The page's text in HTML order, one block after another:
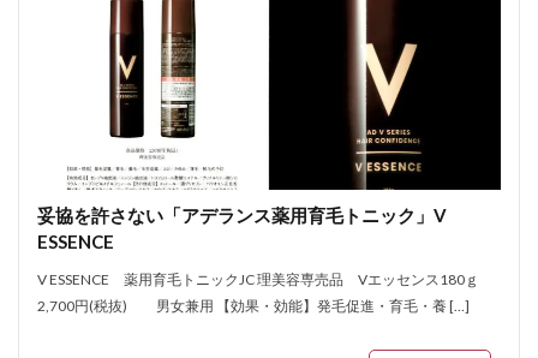
妥協を許さない「アデランス薬用育毛トニック」V
ESSENCE
V ESSENCE 薬用育毛トニックJC 理美容専売品 Vエッセンス180ｇ
2,700円(税抜) 男女兼用 【効果・効能】発毛促進・育毛・養 […]